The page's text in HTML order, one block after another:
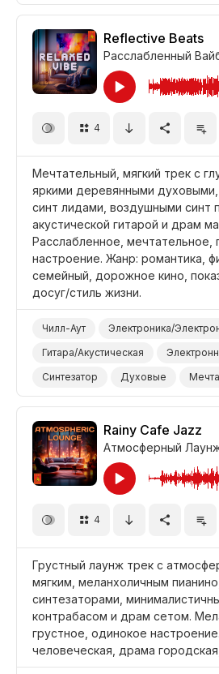
Промоушен/Реклама
Фильм
Фильм/Кино
Младенец
Reflective Beats
Расслабленный
4
Мечтательный, мягкий трек с
яркими деревянными
синт лидами, воздушными синт
акустической гитарой и драм
Расслабленное, мечтательное,
настроение. Жанр: романтика,
семейный, дорожное кино,
досуг/стиль жизни.
Чилл-Аут Электроника/
Гитара/Акустическая
Синтезатор
Духовые
Расслабленный
Прохладный
Показать/Раскрыть
Досуг/Стиль
Фильм Романтика
Фильм
Фильм Семейный
Фильм/Кино
Rainy Cafe Jazz
Атмосферный
4
Грустный лаунж трек с
мягким, меланхоличным
синтезаторами,
контрабасом и драм сетом.
грустное, одинокое
человеческая, драма